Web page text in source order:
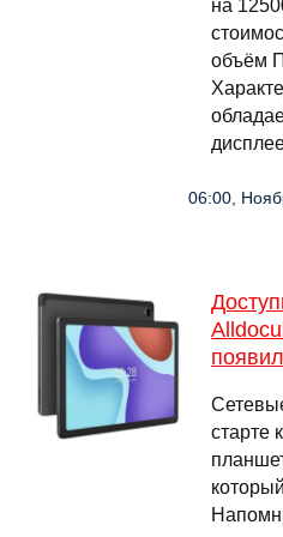
на
объём
06:00,
старте